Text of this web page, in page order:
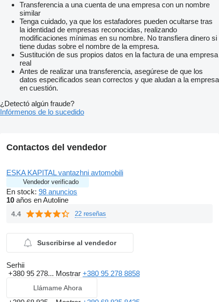
Transferencia a una cuenta de una empresa con un nombre
similar
Tenga cuidado, ya que los estafadores pueden ocultarse tras
la identidad de empresas reconocidas, realizando
modificaciones mínimas en su nombre. No transfiera dinero si
tiene dudas sobre el nombre de la empresa.
Sustitución de sus propios datos en la factura de una empresa
real
Antes de realizar una transferencia, asegúrese de que los
datos especificados sean correctos y que aludan a la empresa
en cuestión.
¿Detectó algún fraude?
Infórmenos de lo sucedido
Contactos del vendedor
ESKA KAPITAL vantazhni avtomobili
Vendedor verificado
En stock: 98 anuncios
10 años en Autoline
4.4 22 reseñas
Suscribirse al vendedor
Serhii
+380 95 278... Mostrar +380 95 278 8858
Llámame Ahora